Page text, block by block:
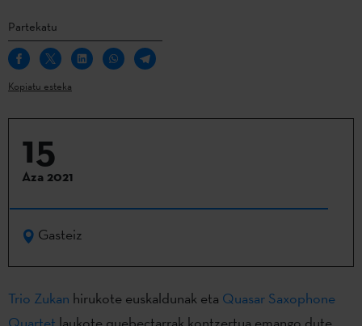
Partekatu
Kopiatu esteka
15
Aza 2021
Gasteiz
Trio Zukan hirukote euskaldunak eta Quasar Saxophone